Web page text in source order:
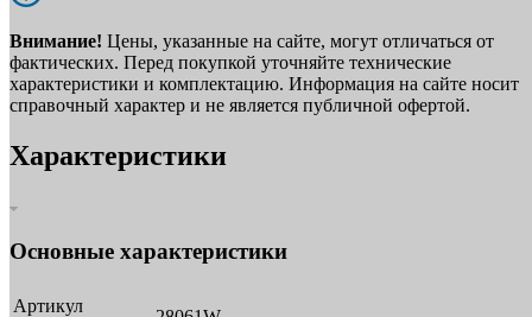
Внимание! Цены, указанные на сайте, могут отличаться от
фактических. Перед покупкой уточняйте технические
характеристики и комплектацию. Информация на сайте носит
справочный характер и не является публичной офертой.
Характеристики
Основные характеристики
Артикул